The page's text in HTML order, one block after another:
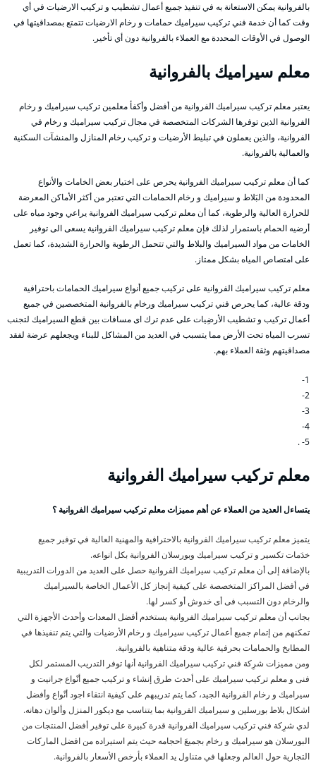
بالفروانية يمكن الاستعانة به في تنفيذ جميع أعمال تشطيب و تركيب الارضيات في أي
وقت كما أن خدمة فني تركيب سيراميك حمامات و رخام الارضيات تتمتع بمصداقيتها في
الوصول في الأوقات المحددة مع العملاء بالفروانية دون أي تأخير.
معلم سيراميك بالفروانية
يعتبر معلم تركيب سيراميك الفروانية من أفضل وأكفأ معلمين تركيب سيراميك و رخام
الفروانية الذين توفرها الشركات المتخصصة في مجال تركيب سيراميك و رخام في
الفروانية، والذين يعملون في تبليط الأرضيات و تركيب رخام المنازل والمنشآت السكنية
والعمالية بالفروانية.
كما أن معلم تركيب سيراميك الفروانية يحرص على اختيار بعض الخامات والأنواع
المحدودة من البَلاط و سيراميك و رخام الحمامات التي تعتبر من أكثر الأماكن المعرضة
للحرارة العالية والرطوبة، كما أن معلم تركيب سيراميك الفروانية يراعي وجود مياه على
أرضيه الحمام باستمرار لذلك فإن معلم تركيب سيراميك الفروانية يسعى الى توفير
الخامات من مواد السيراميك والبلاط والتي تتحمل الرطوبة والحرارة الشديدة، كما تعمل
على امتصاص المياه بشكل ممتاز.
معلم تركيب سيراميك الفروانية على تركيب جميع أنواع سيراميك الحمامات باحترافية
ودقة عالية، كما يحرص فني تركيب سيراميك ورخام بالفروانية المتخصصين في جميع
أعمال تركيب و تشطيب الأرضِيات على عدم ترك اى مسافات بين قطع السيراميك لتجنب
تسرب المياه تحت الأرض مما يتسبب في العديد من المشاكل للبناء ويجعلهم عرضة لفقد
مصداقيتهم وثقة العملاء بهم.
1-
2-
3-
4-
5- .
معلم تركيب سيراميك الفروانية
يتساءل العديد من العملاء عن أهم مميزات معلم تركيب سيراميك الفروانية ؟
يتميز معلم تركيب سيراميك الفروانية بالاحترافية والمهنية العالية في توفير جميع
خدَمات تكسير و تركيب سيراميك وبورسلان الفروانية بكل انواعه.
بالإضافة إلى أن معلم تركيب سيراميك الفروانية حصل على العديد من الدورات التدريبية
في أفضل المراكز المتخصصة على كيفية إنجاز كل الأعمال الخاصة بالسيراميك
والرخام دون التسبب فى أى خدوش أو كسر لها.
بجانب أن معلم تركيب سيراميك الفروانية يستخدم أفضل المعدات وأحدث الأجهزة التي
تمكنهم من إتمام جميع أعمال تركيب سيراميك و رخام الأرضيات والتي يتم تنفيذها في
المطابخ والحمامات بحرفية عالية ودقة متناهية بالفروانية.
ومن مميزات شرِكة فني تركيب سيراميك الفروانية أنها توفر التدريب المستمر لكل
فنى و معلم تركيب سيراميك على أحدث طرق إنشاء و تركيب جميع أنْواع جرانيت و
سيراميك و رخام الفروانية الجيد، كما يتم تدريبهم على كيفية انتقاء اجود أنْواع وأفضل
اشكال بلاط بورسلين و سيراميك الفروانية بما يتناسب مع ديكور المنزل وألوان دهانه.
لدي شرِكة فني تركيب سيراميك الفروانية قدرة كبيرة على توفير أفضل المنتجات من
البورسلان هو سيراميك و رخام بجميعَ احجامه حيث يتم استيراده من افضل الماركات
التجارية حول العالم وجعلها في متناول يد العملاء بأرخص الأسعار بالفروانية.